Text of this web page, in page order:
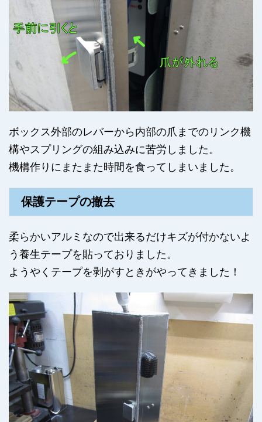
ボックス外部のレバーから内部の爪までのリンク機
構やスプリングの組み込みに苦労しました。
機構作りにまたまた時間を食ってしまいました。
保護テープの撤去
柔らかいアルミなので出来るだけキズが付かないよ
う養生テープを貼っておりました。
ようやくテープを剥がすときがやってきました！